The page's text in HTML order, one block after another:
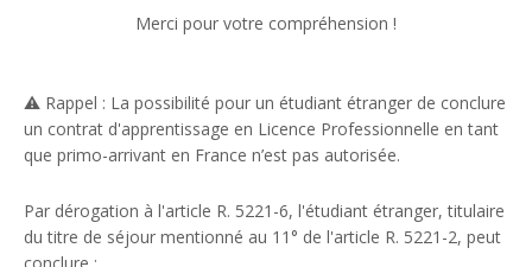
Merci pour votre compréhension !
⚠️ Rappel : La possibilité pour un étudiant étranger de conclure
un contrat d'apprentissage en Licence Professionnelle en tant
que primo-arrivant en France n’est pas autorisée.
Par dérogation à l'article R. 5221-6, l'étudiant étranger, titulaire
du titre de séjour mentionné au 11° de l'article R. 5221-2, peut
conclure :